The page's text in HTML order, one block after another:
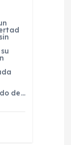
de…